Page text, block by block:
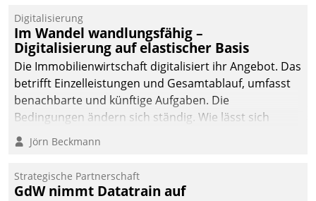
Digitalisierung
Im Wandel wandlungsfähig –
Digitalisierung auf elastischer Basis
Die Immobilienwirtschaft digitalisiert ihr Angebot. Das
betrifft Einzelleistungen und Gesamtablauf, umfasst
benachbarte und künftige Aufgaben. Die
Bedingungen ändern sich ständig. Wie lässt sich
technisch die Kontrolle wahren und zugleich Freiraum
fürs Wachsen öffnen?
Jörn Beckmann
Strategische Partnerschaft
GdW nimmt Datatrain auf